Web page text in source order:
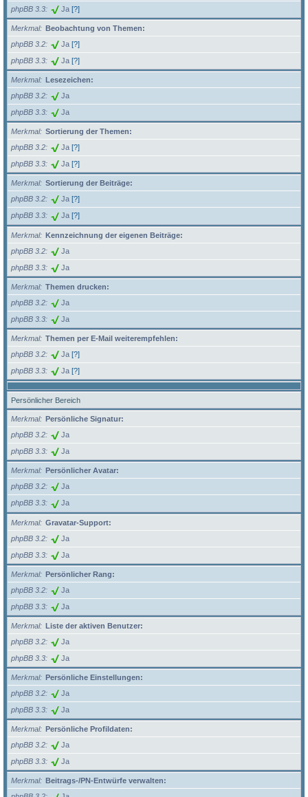
phpBB 3.3 Ja [?]
Merkmal
Beobachtung von Themen:
phpBB 3.2
Ja [?]
phpBB 3.3 Ja [?]
Merkmal
Lesezeichen:
phpBB 3.2
Ja
phpBB 3.3 Ja
Merkmal
Sortierung der Themen:
phpBB 3.2
Ja [?]
phpBB 3.3 Ja [?]
Merkmal
Sortierung der Beiträge:
phpBB 3.2
Ja [?]
phpBB 3.3 Ja [?]
Merkmal
Kennzeichnung der eigenen Beiträge:
phpBB 3.2
Ja
phpBB 3.3 Ja
Merkmal
Themen drucken:
phpBB 3.2
Ja
phpBB 3.3 Ja
Merkmal
Themen per E-Mail weiterempfehlen:
phpBB 3.2
Ja [?]
phpBB 3.3 Ja [?]
Persönlicher Bereich
Merkmal
Persönliche Signatur:
phpBB 3.2
Ja
phpBB 3.3 Ja
Merkmal
Persönlicher Avatar:
phpBB 3.2
Ja
phpBB 3.3 Ja
Merkmal
Gravatar-Support:
phpBB 3.2
Ja
phpBB 3.3 Ja
Merkmal
Persönlicher Rang:
phpBB 3.2
Ja
phpBB 3.3 Ja
Merkmal
Liste der aktiven Benutzer:
phpBB 3.2
Ja
phpBB 3.3 Ja
Merkmal
Persönliche Einstellungen:
phpBB 3.2
Ja
phpBB 3.3 Ja
Merkmal
Persönliche Profildaten:
phpBB 3.2
Ja
phpBB 3.3 Ja
Merkmal
Beitrags-/PN-Entwürfe verwalten: